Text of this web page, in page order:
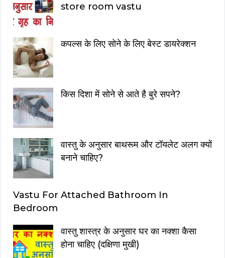
store room vastu
कपल्स के लिए सोने के लिए बेस्ट डायरेक्शन
किस दिशा में सोने से आते है बुरे सपने?
वास्तु के अनुसार बाथरूम और टॉयलेट अलग क्यों
बनाने चाहिए?
Vastu For Attached Bathroom In
Bedroom
वास्तु शास्त्र के अनुसार घर का नक्शा कैसा
होना चाहिए (दक्षिणा मुखी)